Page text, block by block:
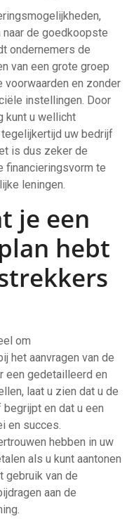
de goedkoopste
ondernemers de
van een grote groep
voorwaarden en zonder
instellingen. Door
kunt u wellicht
uw bedrijf
is dus zeker de
financieringsvorm te
leningen.
je een
hebt
om
het aanvragen van de
een gedetailleerd en
laat u zien dat u de
en dat u een
en succes.
hebben in uw
als u kunt aantonen
gebruik van de
aan de